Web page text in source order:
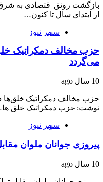
بازگشت رونق اقتصادی به
از ابتدای سال تا کنون…
سپهر نیوز
حزب مخالف دمکراتیک
می‌گردد
10 سال ago
حزب مخالف دمکراتیک خلق‌ها
نوشت: حزب دمکراتیک خلق
سپهر نیوز
پیروزی جوانان ملوان
10 سال ago